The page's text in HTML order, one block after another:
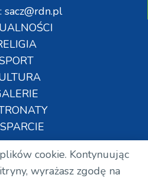
sacz@rdn.pl
zastrzeżone. RDN.
cookie. Kontynuując
wyrażasz zgodę na